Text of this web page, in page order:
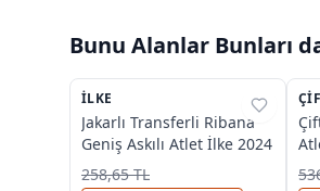
Bunu Alanlar Bunları
%31
İLKE
Jakarlı Transferli Ribana
Geniş Askılı Atlet İlke 2024
258,65 TL
%